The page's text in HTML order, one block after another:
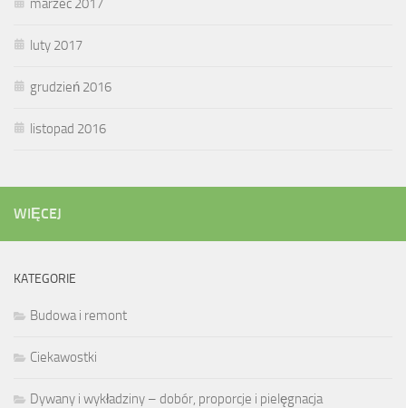
marzec 2017
luty 2017
grudzień 2016
listopad 2016
WIĘCEJ
KATEGORIE
Budowa i remont
Ciekawostki
Dywany i wykładziny – dobór, proporcje i pielęgnacja